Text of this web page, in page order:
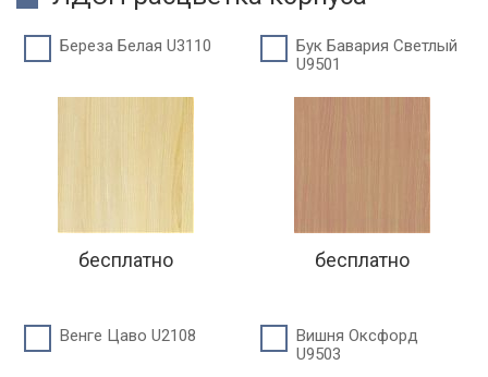
Береза Белая U3110
бесплатно
Бук Бавария Светлый
U9501
бесплатно
Венге Цаво U2108
Вишня Оксфорд
U9503